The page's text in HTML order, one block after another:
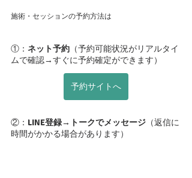
施術・セッションの予約方法は
①： ネット予約 （予約可能状況がリアルタイ
ムで確認→すぐに予約確定ができます）
予約サイトへ
②： LINE登録→トークでメッセージ （返信に
時間がかかる場合があります）